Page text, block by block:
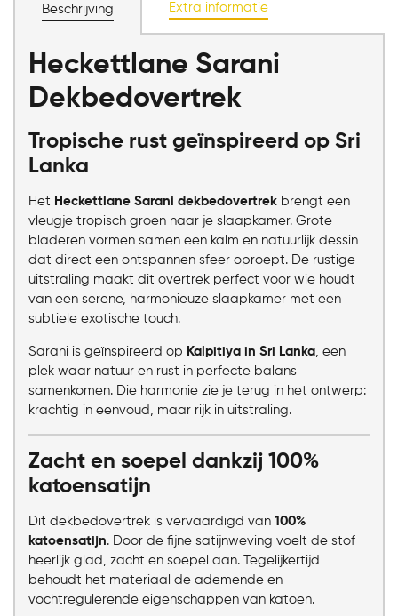
Chat voor advies
Beschrijving Extra informatie
Heckettlane Sarani
Dekbedovertrek
Tropische rust geïnspireerd op Sri
Lanka
Het Heckettlane Sarani dekbedovertrek brengt een
vleugje tropisch groen naar je slaapkamer. Grote
bladeren vormen samen een kalm en natuurlijk dessin
dat direct een ontspannen sfeer oproept. De rustige
uitstraling maakt dit overtrek perfect voor wie houdt
van een serene, harmonieuze slaapkamer met een
subtiele exotische touch.
Sarani is geïnspireerd op Kalpitiya in Sri Lanka, een
plek waar natuur en rust in perfecte balans
samenkomen. Die harmonie zie je terug in het ontwerp:
krachtig in eenvoud, maar rijk in uitstraling.
Zacht en soepel dankzij 100%
katoensatijn
Dit dekbedovertrek is vervaardigd van 100%
katoensatijn. Door de fijne satijnweving voelt de stof
heerlijk glad, zacht en soepel aan. Tegelijkertijd
behoudt het materiaal de ademende en
vochtregulerende eigenschappen van katoen.